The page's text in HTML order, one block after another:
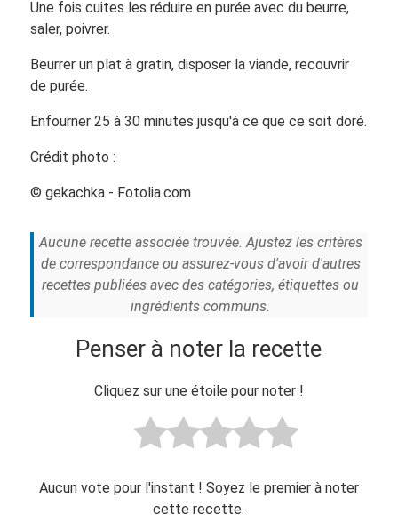
Une fois cuites les réduire en purée avec du beurre,
saler, poivrer.
Beurrer un plat à gratin, disposer la viande, recouvrir
de purée.
Enfourner 25 à 30 minutes jusqu'à ce que ce soit doré.
Crédit photo :
© gekachka - Fotolia.com
Aucune recette associée trouvée. Ajustez les critères
de correspondance ou assurez-vous d'avoir d'autres
recettes publiées avec des catégories, étiquettes ou
ingrédients communs.
Penser à noter la recette
Cliquez sur une étoile pour noter !
Aucun vote pour l'instant ! Soyez le premier à noter
cette recette.